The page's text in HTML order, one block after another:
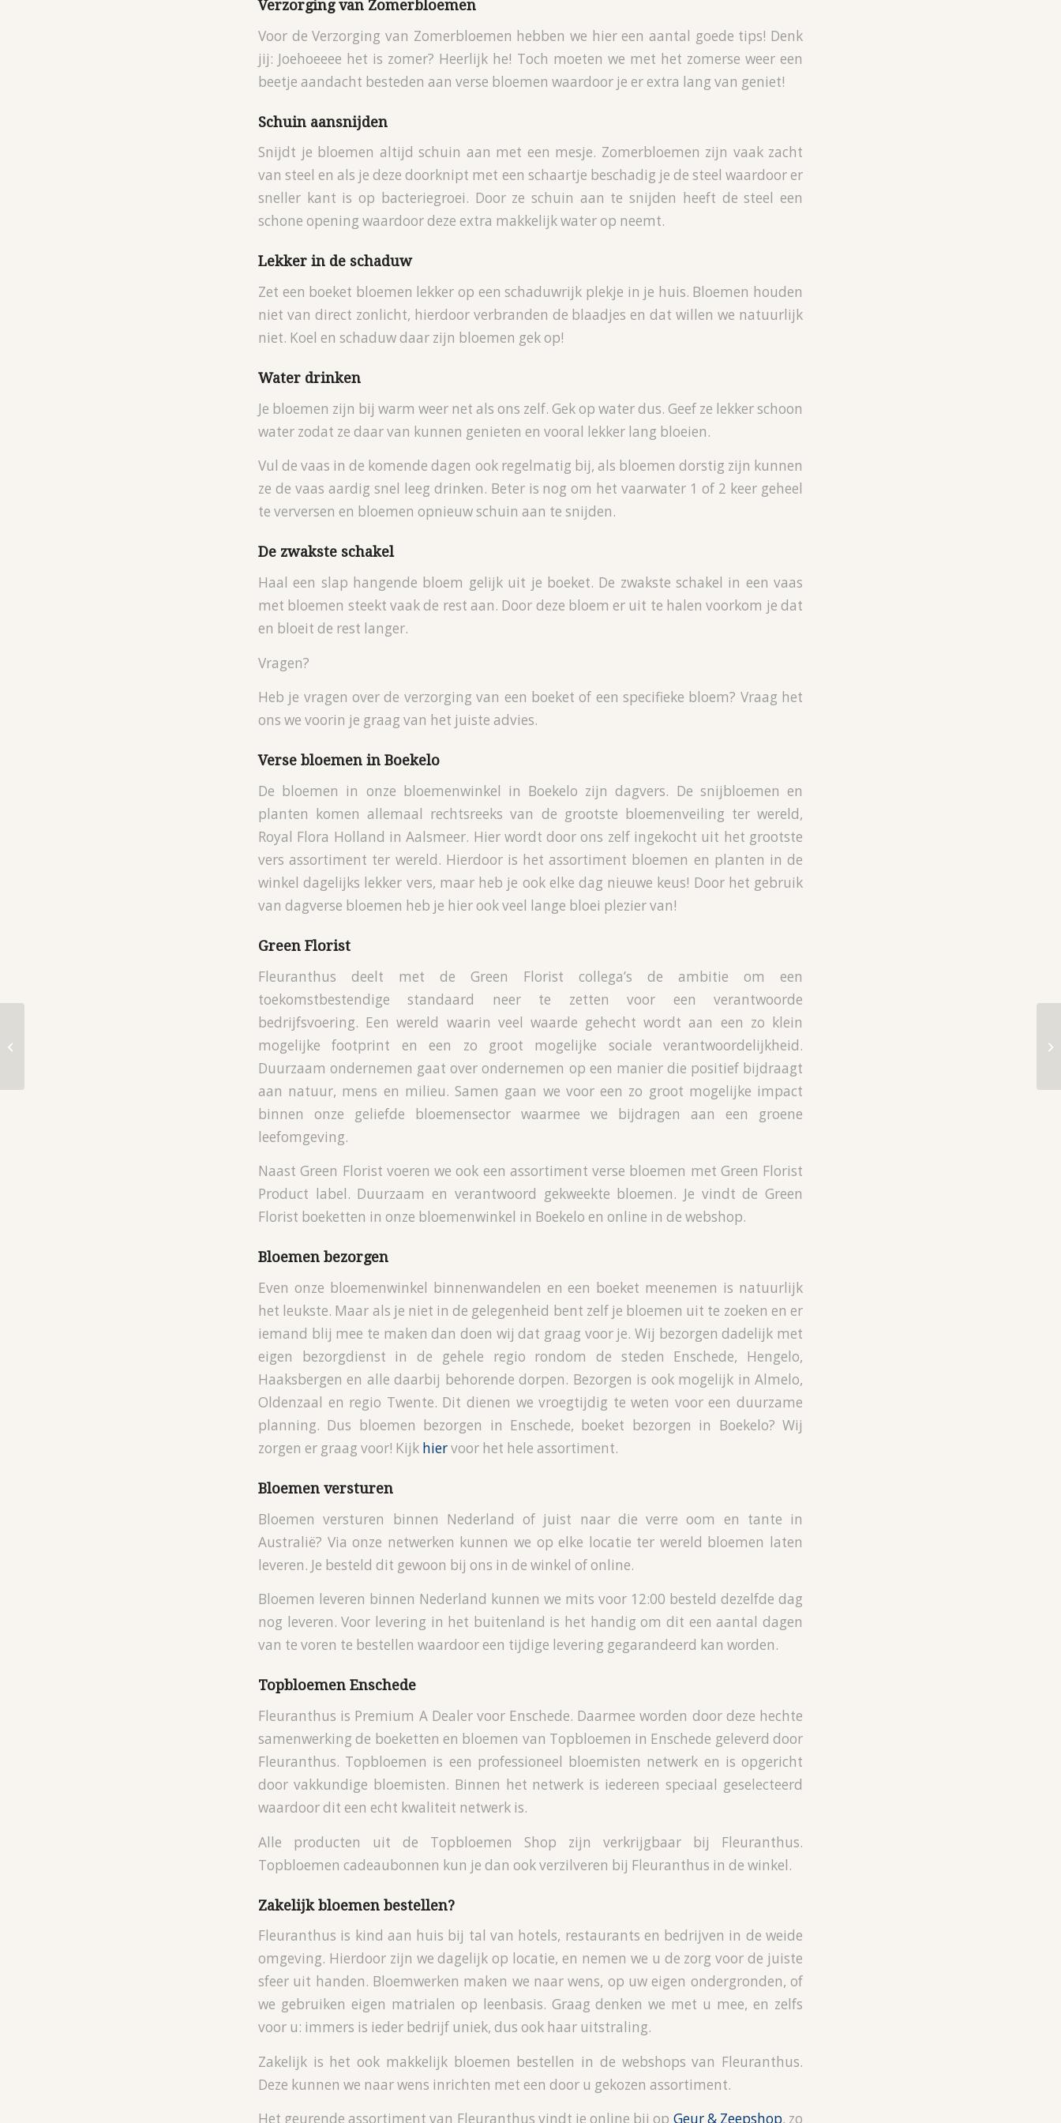
Verzorging van Zomerbloemen
Voor de Verzorging van Zomerbloemen hebben we hier een aantal goede tips! Denk
jij: Joehoeeee het is zomer? Heerlijk he! Toch moeten we met het zomerse weer een
beetje aandacht besteden aan verse bloemen waardoor je er extra lang van geniet!
Schuin aansnijden
Snijdt je bloemen altijd schuin aan met een mesje. Zomerbloemen zijn vaak zacht
van steel en als je deze doorknipt met een schaartje beschadig je de steel waardoor er
sneller kant is op bacteriegroei. Door ze schuin aan te snijden heeft de steel een
schone opening waardoor deze extra makkelijk water op neemt.
Lekker in de schaduw
Zet een boeket bloemen lekker op een schaduwrijk plekje in je huis. Bloemen houden
niet van direct zonlicht, hierdoor verbranden de blaadjes en dat willen we natuurlijk
niet. Koel en schaduw daar zijn bloemen gek op!
Water drinken
Je bloemen zijn bij warm weer net als ons zelf. Gek op water dus. Geef ze lekker schoon
water zodat ze daar van kunnen genieten en vooral lekker lang bloeien.
Vul de vaas in de komende dagen ook regelmatig bij, als bloemen dorstig zijn kunnen
ze de vaas aardig snel leeg drinken. Beter is nog om het vaarwater 1 of 2 keer geheel
te verversen en bloemen opnieuw schuin aan te snijden.
De zwakste schakel
Haal een slap hangende bloem gelijk uit je boeket. De zwakste schakel in een vaas
met bloemen steekt vaak de rest aan. Door deze bloem er uit te halen voorkom je dat
en bloeit de rest langer.
Vragen?
Heb je vragen over de verzorging van een boeket of een specifieke bloem? Vraag het
ons we voorin je graag van het juiste advies.
Verse bloemen in Boekelo
De bloemen in onze bloemenwinkel in Boekelo zijn dagvers. De snijbloemen en
planten komen allemaal rechtsreeks van de grootste bloemenveiling ter wereld,
Royal Flora Holland in Aalsmeer. Hier wordt door ons zelf ingekocht uit het grootste
vers assortiment ter wereld. Hierdoor is het assortiment bloemen en planten in de
winkel dagelijks lekker vers, maar heb je ook elke dag nieuwe keus! Door het gebruik
van dagverse bloemen heb je hier ook veel lange bloei plezier van!
Green Florist
Fleuranthus deelt met de Green Florist collega’s de ambitie om een
toekomstbestendige standaard neer te zetten voor een verantwoorde
bedrijfsvoering. Een wereld waarin veel waarde gehecht wordt aan een zo klein
mogelijke footprint en een zo groot mogelijke sociale verantwoordelijkheid.
Duurzaam ondernemen gaat over ondernemen op een manier die positief bijdraagt
aan natuur, mens en milieu. Samen gaan we voor een zo groot mogelijke impact
binnen onze geliefde bloemensector waarmee we bijdragen aan een groene
leefomgeving.
Naast Green Florist voeren we ook een assortiment verse bloemen met Green Florist
Product label. Duurzaam en verantwoord gekweekte bloemen. Je vindt de Green
Florist boeketten in onze bloemenwinkel in Boekelo en online in de webshop.
Bloemen bezorgen
Even onze bloemenwinkel binnenwandelen en een boeket meenemen is natuurlijk
het leukste. Maar als je niet in de gelegenheid bent zelf je bloemen uit te zoeken en er
iemand blij mee te maken dan doen wij dat graag voor je. Wij bezorgen dadelijk met
eigen bezorgdienst in de gehele regio rondom de steden Enschede, Hengelo,
Haaksbergen en alle daarbij behorende dorpen. Bezorgen is ook mogelijk in Almelo,
Oldenzaal en regio Twente. Dit dienen we vroegtijdig te weten voor een duurzame
planning. Dus bloemen bezorgen in Enschede, boeket bezorgen in Boekelo? Wij
zorgen er graag voor! Kijk hiervoor het hele assortiment.
Bloemen versturen
Bloemen versturen binnen Nederland of juist naar die verre oom en tante in
Australië? Via onze netwerken kunnen we op elke locatie ter wereld bloemen laten
leveren. Je besteld dit gewoon bij ons in de winkel of online.
Bloemen leveren binnen Nederland kunnen we mits voor 12:00 besteld dezelfde dag
nog leveren. Voor levering in het buitenland is het handig om dit een aantal dagen
van te voren te bestellen waardoor een tijdige levering gegarandeerd kan worden.
Topbloemen Enschede
Fleuranthus is Premium A Dealer voor Enschede. Daarmee worden door deze hechte
samenwerking de boeketten en bloemen van Topbloemen in Enschede geleverd door
Fleuranthus. Topbloemen is een professioneel bloemisten netwerk en is opgericht
door vakkundige bloemisten. Binnen het netwerk is iedereen speciaal geselecteerd
waardoor dit een echt kwaliteit netwerk is.
Alle producten uit de Topbloemen Shop zijn verkrijgbaar bij Fleuranthus.
Topbloemen cadeaubonnen kun je dan ook verzilveren bij Fleuranthus in de winkel.
Zakelijk bloemen bestellen?
Fleuranthus is kind aan huis bij tal van hotels, restaurants en bedrijven in de weide
omgeving. Hierdoor zijn we dagelijk op locatie, en nemen we u de zorg voor de juiste
sfeer uit handen. Bloemwerken maken we naar wens, op uw eigen ondergronden, of
we gebruiken eigen matrialen op leenbasis. Graag denken we met u mee, en zelfs
voor u: immers is ieder bedrijf uniek, dus ook haar uitstraling.
Zakelijk is het ook makkelijk bloemen bestellen in de webshops van Fleuranthus.
Deze kunnen we naar wens inrichten met een door u gekozen assortiment.
Het geurende assortiment van Fleuranthus vindt je online bij op Geur & Zeepshop, zo